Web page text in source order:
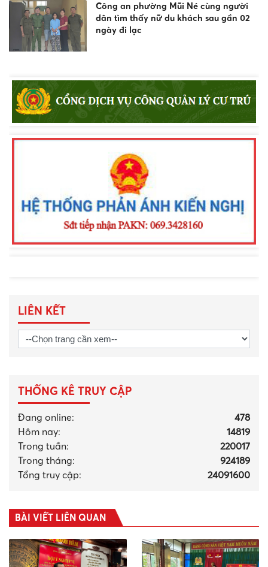
Công an phường Mũi Né cùng người
dân tìm thấy nữ du khách sau gần 02
ngày đi lạc
thông, phòng chống đuối nước và
trợ
phường Nam Gia Nghĩa trong đấu
tranh phòng, chống tội phạm
LIÊN KẾT
THỐNG KÊ TRUY CẬP
Đang online:
478
Hôm nay:
14819
Trong tuần:
220017
Trong tháng:
924189
Tổng truy cập:
24091600
BÀI VIẾT LIÊN QUAN